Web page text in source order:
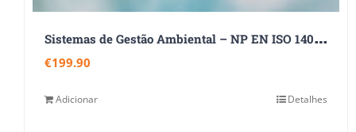
S
istemas de Gestão Ambiental – NP EN ISO 14001:2026
€199.90
Adicionar Detalhes